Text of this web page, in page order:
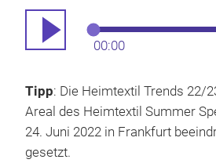
00:00
Tipp: Die Heimtextil Trends 22/
Areal des Heimtextil Summer
24. Juni 2022 in Frankfurt
gesetzt.